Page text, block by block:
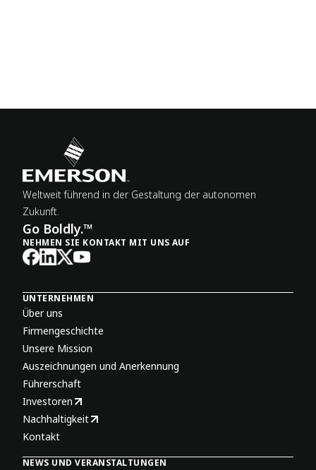
Weltweit führend in der Gestaltung der autonomen
Zukunft.
Go Boldly.™
NEHMEN SIE KONTAKT MIT UNS AUF
UNTERNEHMEN
Über uns
Firmengeschichte
Unsere Mission
Auszeichnungen und Anerkennung
Führerschaft
Investoren
Nachhaltigkeit
Kontakt
NEWS UND VERANSTALTUNGEN